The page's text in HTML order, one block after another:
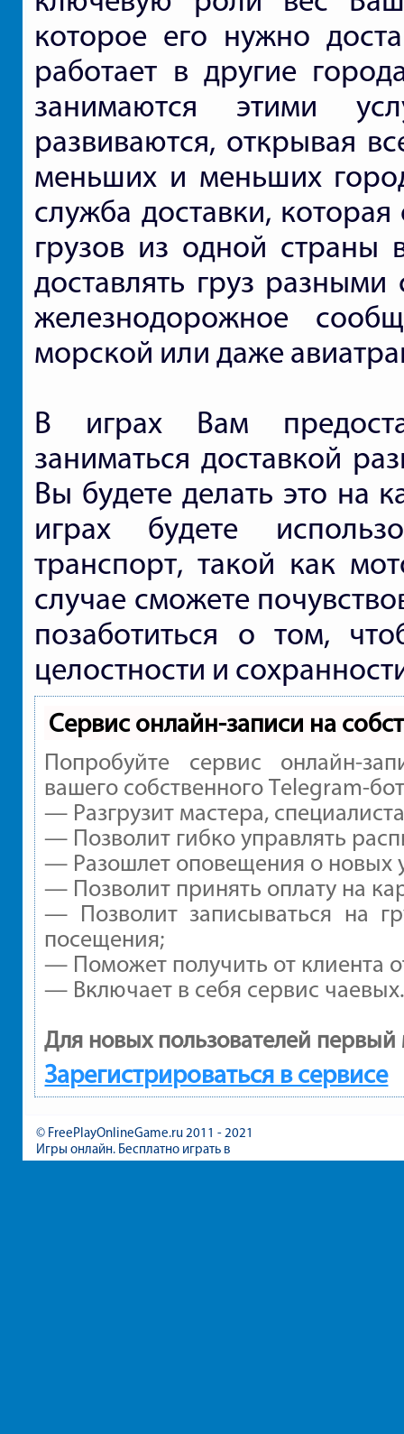
которое его нужно
работает в другие
занимаются этими
развиваются, открывая
меньших и меньших
служба доставки,
грузов из одной страны
доставлять груз
железнодорожное
морской или даже
В играх Вам
заниматься доставкой
Вы будете делать это на
играх будете
транспорт, такой как
случае сможете
позаботиться о том,
целостности и
Сервис онлайн-записи на
Попробуйте сервис онлайн-
вашего собственного Telegram-
— Разгрузит мастера,
— Позволит гибко управлять
— Разошлет оповещения о новых
— Позволит принять оплату на
— Позволит записываться на
посещения;
— Поможет получить от клиента
— Включает в себя сервис чаевых.
Для новых пользователей первый
Зарегистрироваться в сервисе
© FreePlayOnlineGame.ru 2011 - 2021
Игры онлайн. Бесплатно играть в
игры для девочек и мальчиков